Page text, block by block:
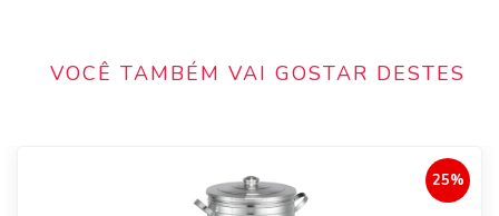
VOCÊ TAMBÉM VAI GOSTAR DESTES
25%